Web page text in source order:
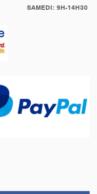
SAMEDI: 9H-14H30